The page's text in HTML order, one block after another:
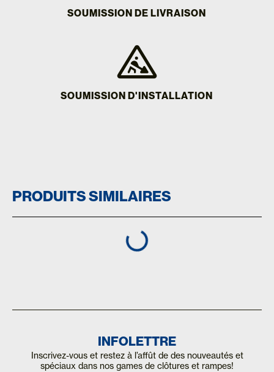
SOUMISSION DE LIVRAISON
SOUMISSION D'INSTALLATION
PRODUITS SIMILAIRES
INFOLETTRE
Inscrivez-vous et restez à l’affût de des nouveautés et
spéciaux dans nos games de clôtures et rampes!